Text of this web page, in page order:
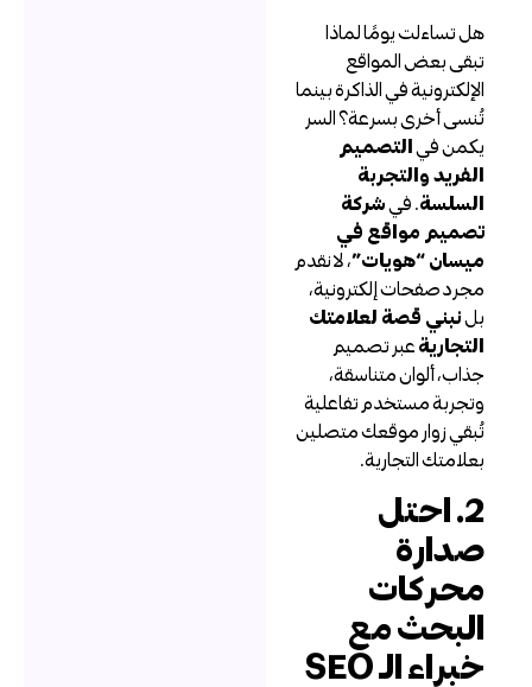
هل تساءلت يومًا لماذا
تبقى بعض المواقع
الإلكترونية في الذاكرة بينما
تُنسى أخرى بسرعة؟ السر
يكمن فيالتصميم
الفريد والتجربة
السلسة. فيشركة
تصميم مواقع في
ميسان “هويات”، لا نقدم
مجرد صفحات إلكترونية،
نبني قصة لعلامتك
التجاريةعبر تصميم
جذاب، ألوان متناسقة،
وتجربة مستخدم تفاعلية
تُبقي زوار موقعك متصلين
بعلامتك التجارية.
2. احتل
صدارة
محركات
البحث مع
خبراء الـ SEO